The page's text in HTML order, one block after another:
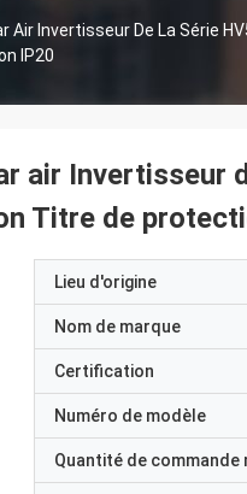
Invertisseur De La Série
IP20
air Invertisseur
Titre de
Lieu d'origine
Nom de marque
Certification
Numéro de modèle
Quantité de commande